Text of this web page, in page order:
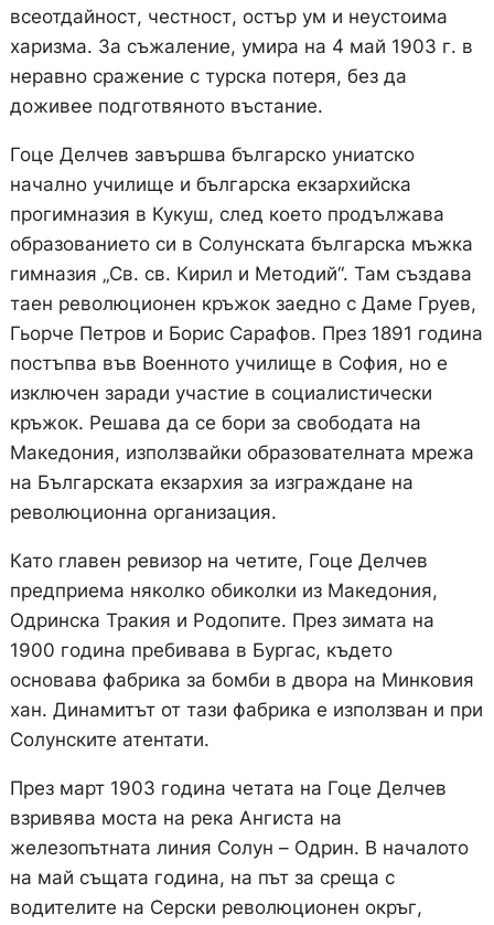
всеотдайност, честност, остър ум и неустоима
харизма. За съжаление, умира на 4 май 1903 г. в
неравно сражение с турска потеря, без да
доживее подготвяното въстание.
Гоце Делчев завършва българско униатско
начално училище и българска екзархийска
прогимназия в Кукуш, след което продължава
образованието си в Солунската българска мъжка
гимназия „Св. св. Кирил и Методий“. Там създава
таен революционен кръжок заедно с Даме Груев,
Гьорче Петров и Борис Сарафов. През 1891 година
постъпва във Военното училище в София, но е
изключен заради участие в социалистически
кръжок. Решава да се бори за свободата на
Македония, използвайки образователната мрежа
на Българската екзархия за изграждане на
революционна организация.
Като главен ревизор на четите, Гоце Делчев
предприема няколко обиколки из Македония,
Одринска Тракия и Родопите. През зимата на
1900 година пребивава в Бургас, където
основава фабрика за бомби в двора на Минковия
хан. Динамитът от тази фабрика е използван и при
Солунските атентати.
През март 1903 година четата на Гоце Делчев
взривява моста на река Ангиста на
железопътната линия Солун – Одрин. В началото
на май същата година, на път за среща с
водителите на Серски революционен окръг,